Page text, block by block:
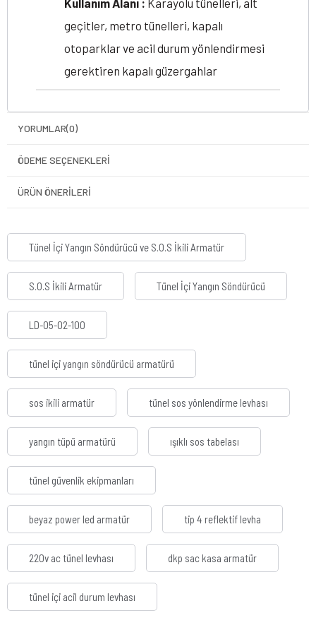
Kullanım Alanı : Karayolu tünelleri, alt
geçitler, metro tünelleri, kapalı
otoparklar ve acil durum yönlendirmesi
gerektiren kapalı güzergahlar
YORUMLAR(0)
ÖDEME SEÇENEKLERI
ÜRÜN ÖNERILERI
Tünel İçi Yangın Söndürücü ve S.O.S İkili Armatür
S.O.S İkili Armatür Tünel İçi Yangın Söndürücü
LD-05-02-100
tünel içi yangın söndürücü armatürü
sos ikili armatür tünel sos yönlendirme levhası
yangın tüpü armatürü ışıklı sos tabelası
tünel güvenlik ekipmanları
beyaz power led armatür tip 4 reflektif levha
220v ac tünel levhası dkp sac kasa armatür
tünel içi acil durum levhası